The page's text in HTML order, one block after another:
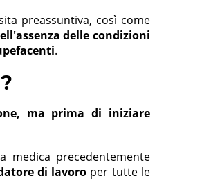
preassuntiva, così come
delle condizioni
.
ma prima di iniziare
medica precedentemente
di lavoro per tutte le